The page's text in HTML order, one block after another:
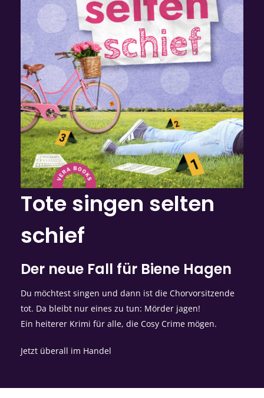
Tote singen selten
schief
Der neue Fall für Biene Hagen
Du möchtest singen und dann ist die Chorvorsitzende
tot. Da bleibt nur eines zu tun: Mörder jagen!
Ein heiterer Krimi für alle, die Cosy Crime mögen.
Jetzt überall im Handel